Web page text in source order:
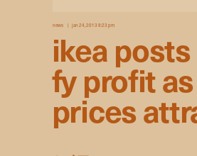
news jan 24, 2013 8:23 pm
ikea
fy profit
prices